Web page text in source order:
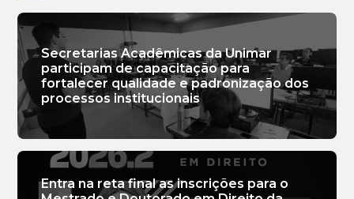
Secretarias Acadêmicas da Unimar
participam de capacitação para
fortalecer qualidade e padronização dos
processos institucionais
Entra na reta final as inscrições para o